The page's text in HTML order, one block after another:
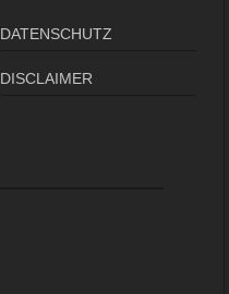
DATENSCHUTZ
DISCLAIMER